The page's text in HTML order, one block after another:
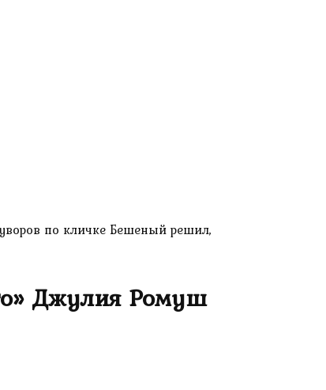
по кличке Бешеный решил,
Джулия Ромуш